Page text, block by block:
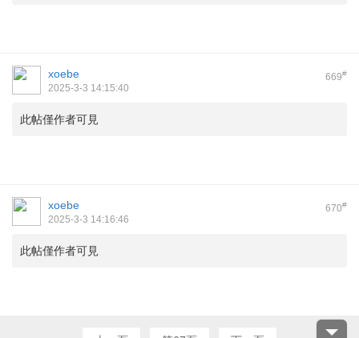
669#
xoebe
2025-3-3 14:15:40
此帖僅作者可見
670#
xoebe
2025-3-3 14:16:46
此帖僅作者可見